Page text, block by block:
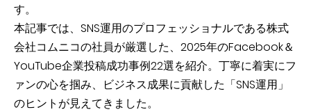
す。
本記事では、SNS運用のプロフェッショナルである株式
会社コムニコの社員が厳選した、2025年のFacebook＆
YouTube企業投稿成功事例22選を紹介。丁寧に着実にフ
ァンの心を掴み、ビジネス成果に貢献した「SNS運用」
のヒントが見えてきました。